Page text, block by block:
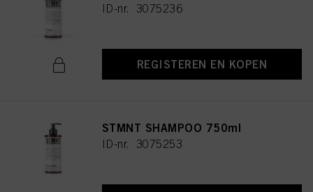
ID-nr. 3075236
REGISTEREN EN KOPEN
STMNT SHAMPOO 750ml
ID-nr. 3075253